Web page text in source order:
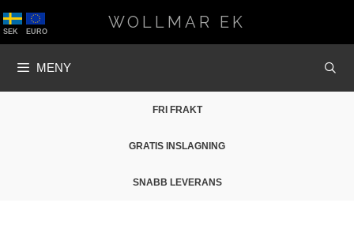
till
innehåll
SEK EURO WOLLMAR EK
MENY
FRI FRAKT
GRATIS INSLAGNING
SNABB LEVERANS